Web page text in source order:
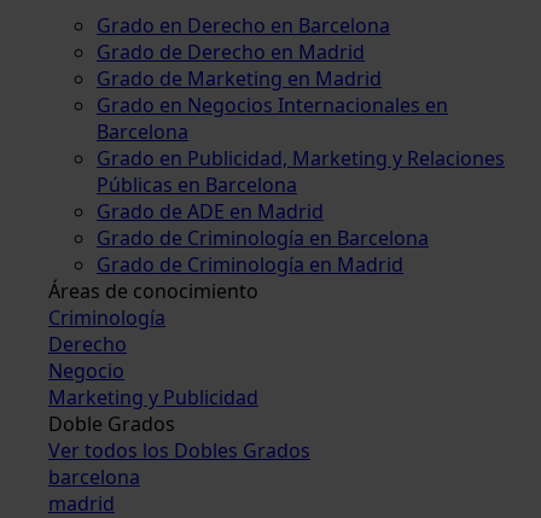
Grado en Derecho en Barcelona
Grado de Derecho en Madrid
Grado de Marketing en Madrid
Grado en Negocios Internacionales en
Barcelona
Grado en Publicidad, Marketing y Relaciones
Públicas en Barcelona
Grado de ADE en Madrid
Grado de Criminología en Barcelona
Grado de Criminología en Madrid
Áreas de conocimiento
Criminología
Derecho
Negocio
Marketing y Publicidad
Doble Grados
Ver todos los Dobles Grados
barcelona
madrid